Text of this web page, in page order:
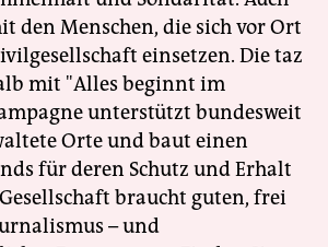
den Menschen, die sich vor Ort
einsetzen. Die taz
mit "Alles beginnt im
unterstützt bundesweit
Orte und baut einen
für deren Schutz und Erhalt
braucht guten, frei
– und